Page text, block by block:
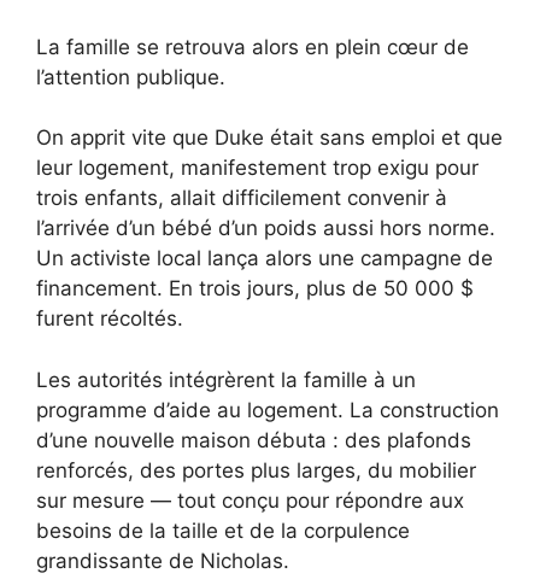
La famille se retrouva alors en plein cœur de
l’attention publique.
On apprit vite que Duke était sans emploi et que
leur logement, manifestement trop exigu pour
trois enfants, allait difficilement convenir à
l’arrivée d’un bébé d’un poids aussi hors norme.
Un activiste local lança alors une campagne de
financement. En trois jours, plus de 50 000 $
furent récoltés.
Les autorités intégrèrent la famille à un
programme d’aide au logement. La construction
d’une nouvelle maison débuta : des plafonds
renforcés, des portes plus larges, du mobilier
sur mesure — tout conçu pour répondre aux
besoins de la taille et de la corpulence
grandissante de Nicholas.